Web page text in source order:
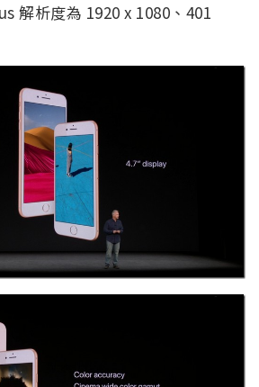
解析度為 1920 x 1080、401